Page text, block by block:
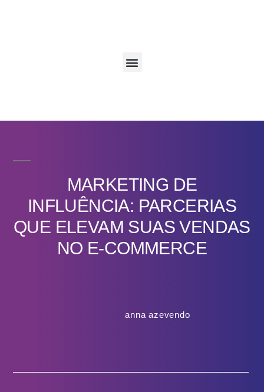
MARKETING DE
INFLUÊNCIA: PARCERIAS
QUE ELEVAM SUAS VENDAS
NO E-COMMERCE
anna azevendo